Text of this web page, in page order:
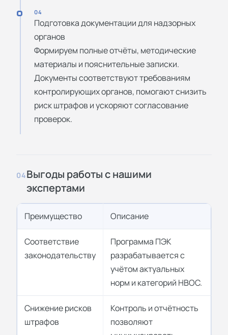
04
Подготовка документации для надзорных
органов
Формируем полные отчёты, методические
материалы и пояснительные записки.
Документы соответствуют требованиям
контролирующих органов, помогают снизить
риск штрафов и ускоряют согласование
проверок.
04Выгоды работы с нашими
экспертами
Преимущество Описание
Соответствие
законодательству
Программа ПЭК
разрабатывается с
учётом актуальных
норм и категорий НВОС.
Снижение рисков
штрафов
Контроль и отчётность
позволяют